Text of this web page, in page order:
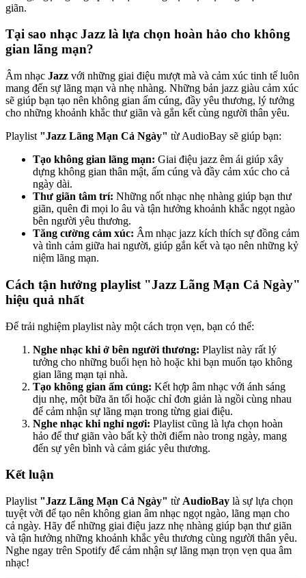
giãn.
Tại sao nhạc Jazz là lựa chọn hoàn hảo cho không
gian lãng mạn?
Âm nhạc Jazz với những giai điệu mượt mà và cảm xúc tinh tế luôn
mang đến sự lãng mạn và nhẹ nhàng. Những bản jazz giàu cảm xúc
sẽ giúp bạn tạo nên không gian ấm cúng, đầy yêu thương, lý tưởng
cho những khoảnh khắc thư giãn và gắn kết cùng người thân yêu.
Playlist "Jazz Lãng Mạn Cả Ngày" từ AudioBay sẽ giúp bạn:
Tạo không gian lãng mạn: Giai điệu jazz êm ái giúp xây
dựng không gian thân mật, ấm cúng và đầy cảm xúc cho cả
ngày dài.
Thư giãn tâm trí: Những nốt nhạc nhẹ nhàng giúp bạn thư
giãn, quên đi mọi lo âu và tận hưởng khoảnh khắc ngọt ngào
bên người yêu thương.
Tăng cường cảm xúc: Âm nhạc jazz kích thích sự đồng cảm
và tình cảm giữa hai người, giúp gắn kết và tạo nên những kỷ
niệm lãng mạn.
Cách tận hưởng playlist "Jazz Lãng Mạn Cả Ngày"
hiệu quả nhất
Để trải nghiệm playlist này một cách trọn vẹn, bạn có thể:
Nghe nhạc khi ở bên người thương: Playlist này rất lý
tưởng cho những buổi hẹn hò hoặc khi bạn muốn tạo không
gian lãng mạn tại nhà.
Tạo không gian ấm cúng: Kết hợp âm nhạc với ánh sáng
dịu nhẹ, một bữa ăn tối hoặc chỉ đơn giản là ngồi cùng nhau
để cảm nhận sự lãng mạn trong từng giai điệu.
Nghe nhạc khi nghỉ ngơi: Playlist cũng là lựa chọn hoàn
hảo để thư giãn vào bất kỳ thời điểm nào trong ngày, mang
đến sự yên bình và cảm giác yêu thương.
Kết luận
Playlist "Jazz Lãng Mạn Cả Ngày" từ AudioBay là sự lựa chọn
tuyệt vời để tạo nên không gian âm nhạc ngọt ngào, lãng mạn cho
cả ngày. Hãy để những giai điệu jazz nhẹ nhàng giúp bạn thư giãn
và tận hưởng những khoảnh khắc yêu thương cùng người thân yêu.
Nghe ngay trên Spotify để cảm nhận sự lãng mạn trọn vẹn qua âm
nhạc!